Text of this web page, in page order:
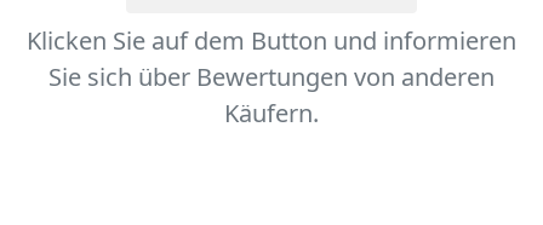
Klicken Sie auf dem Button und informieren
Sie sich über Bewertungen von anderen
Käufern.